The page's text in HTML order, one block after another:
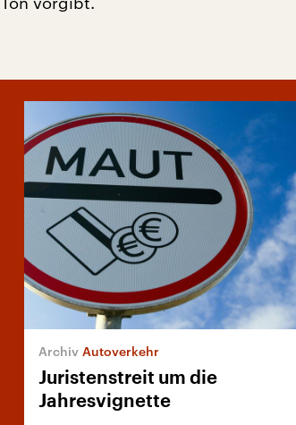
Autoverkehr
Juristenstreit um die
Jahresvignette